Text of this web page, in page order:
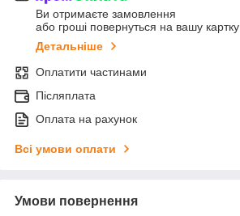
Ви отримаєте замовлення
або гроші повернуться на вашу картку
Детальніше
Оплатити частинами
Післяплата
Оплата на рахунок
Всі умови оплати
Умови повернення